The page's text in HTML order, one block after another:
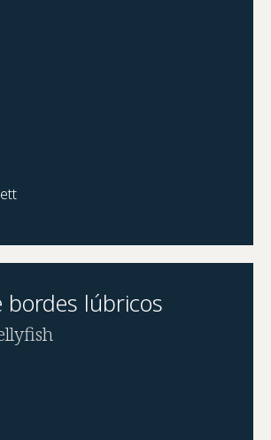
bordes lúbricos